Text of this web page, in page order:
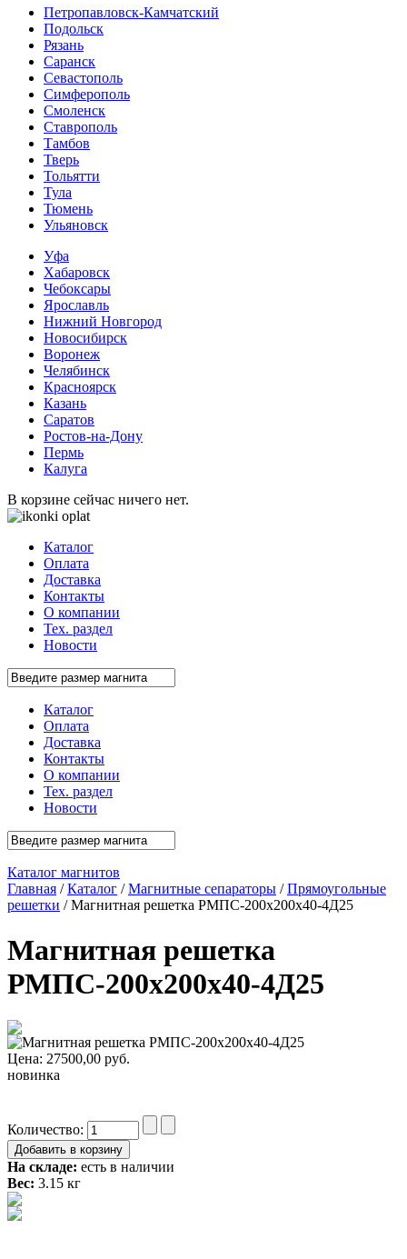
Петропавловск-Камчатский
Подольск
Рязань
Саранск
Севастополь
Симферополь
Смоленск
Ставрополь
Тамбов
Тверь
Тольятти
Тула
Тюмень
Ульяновск
Уфа
Хабаровск
Чебоксары
Ярославль
Нижний Новгород
Новосибирск
Воронеж
Челябинск
Красноярск
Казань
Саратов
Ростов-на-Дону
Пермь
Калуга
В корзине сейчас ничего нет.
Каталог
Оплата
Доставка
Контакты
О компании
Тех. раздел
Новости
Каталог
Оплата
Доставка
Контакты
О компании
Тех. раздел
Новости
Каталог магнитов
Главная /Каталог /Магнитные сепараторы /Прямоугольные
решетки / Магнитная решетка РМПС-200х200х40-4Д25
Магнитная решетка
РМПС-200х200х40-4Д25
Цена: 27500,00 руб.
новинка
Количество:
На складе: есть в наличии
Вес: 3.15 кг